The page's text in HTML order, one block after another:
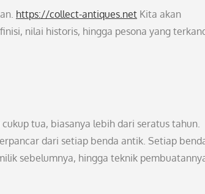
https://collect-antiques.net Kita akan
nilai historis, hingga pesona yang
tua, biasanya lebih dari seratus tahun.
dari setiap benda antik. Setiap
sebelumnya, hingga teknik